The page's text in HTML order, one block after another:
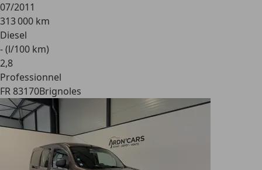
07/2011
313 000 km
Diesel
- (l/100 km)
2,8
Professionnel
FR 83170Brignoles